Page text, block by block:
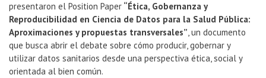
presentaron el Position Paper “Ética, Gobernanza y
Reproducibilidad en Ciencia de Datos para la Salud Pública:
Aproximaciones y propuestas transversales”, un documento
que busca abrir el debate sobre cómo producir, gobernar y
utilizar datos sanitarios desde una perspectiva ética, social y
orientada al bien común.